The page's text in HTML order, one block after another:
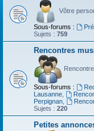
Vôtre
Sous-forums :
Sujets : 759
Rencontres
Sous-forums :
Lausanne
Perpignan
Sujets : 220
Petites